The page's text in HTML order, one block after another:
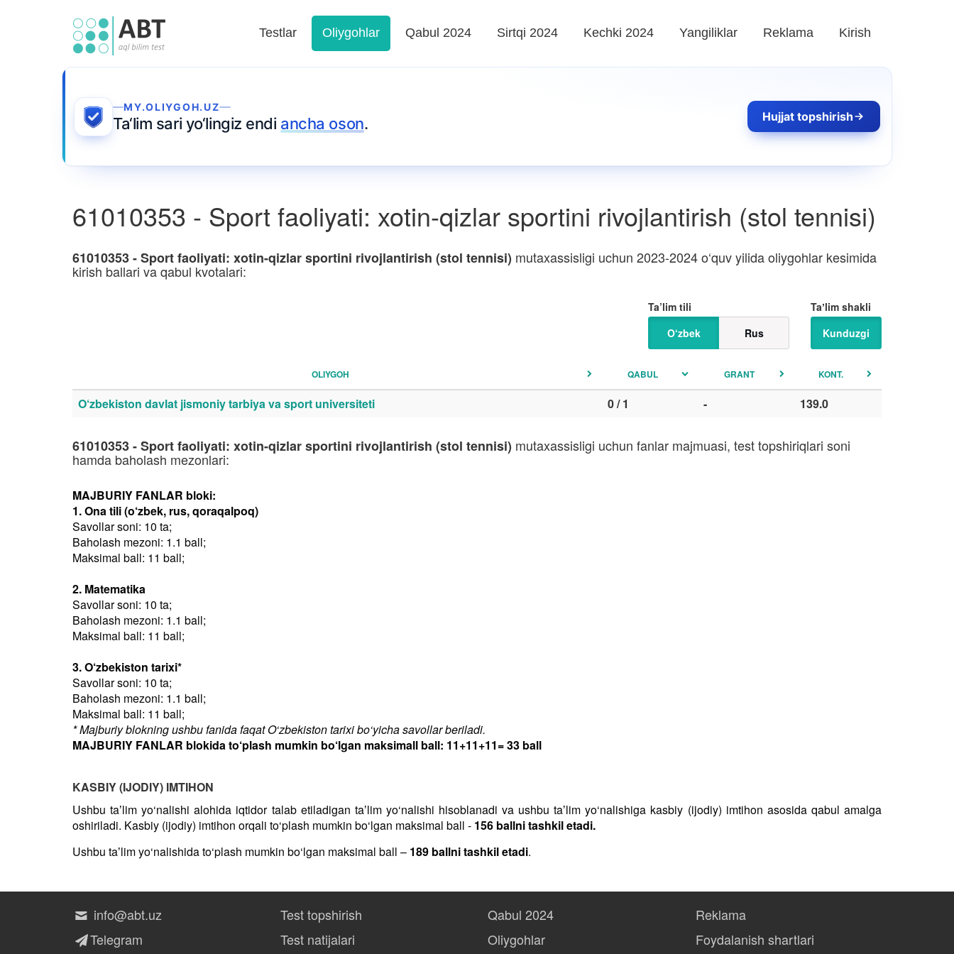
Testlar Oliygohlar Qabul 2024 Sirtqi 2024 Kechki 2024 Yangiliklar Reklama Kirish
MY.OLIYGOH.UZ
Ta‘lim sari yo‘lingiz endi ancha oson. Hujjat topshirish
61010353 - Sport faoliyati: xotin-qizlar sportini rivojlantirish (stol tennisi)
61010353 - Sport faoliyati: xotin-qizlar sportini rivojlantirish (stol tennisi) mutaxassisligi uchun 2023-2024 o‘quv yilida oliygohlar kesimida
kirish ballari va qabul kvotalari:
Taʼlim shakli
Kunduzgi
Ta’lim tili
O‘zbek
Rus
OLIYGOH QABUL GRANT KONT.
O‘zbekiston davlat jismoniy tarbiya va sport universiteti 0 / 1 - 139.0
61010353 - Sport faoliyati: xotin-qizlar sportini rivojlantirish (stol tennisi) mutaxassisligi uchun fanlar majmuasi, test topshiriqlari soni
hamda baholash mezonlari:
MAJBURIY FANLAR bloki:
1. Ona tili (o‘zbek, rus, qoraqalpoq)
Savollar soni: 10 ta;
Baholash mezoni: 1.1 ball;
Maksimal ball: 11 ball;
2. Matematika
Savollar soni: 10 ta;
Baholash mezoni: 1.1 ball;
Maksimal ball: 11 ball;
3. O‘zbekiston tarixi*
Savollar soni: 10 ta;
Baholash mezoni: 1.1 ball;
Maksimal ball: 11 ball;
* Majburiy blokning ushbu fanida faqat O‘zbekiston tarixi bo‘yicha savollar beriladi.
MAJBURIY FANLAR blokida to‘plash mumkin bo‘lgan maksimall ball: 11+11+11= 33 ball
KASBIY (IJODIY) IMTIHON
Ushbu taʼlim yo‘nalishi alohida iqtidor talab etiladigan taʼlim yo‘nalishi hisoblanadi va ushbu taʼlim yo‘nalishiga kasbiy (ijodiy) imtihon asosida qabul amalga
oshiriladi. Kasbiy (ijodiy) imtihon orqali to‘plash mumkin bo‘lgan maksimal ball - 156 ballni tashkil etadi.
Ushbu taʼlim yo‘nalishida to‘plash mumkin bo‘lgan maksimal ball – 189 ballni tashkil etadi.
info@abt.uz
Telegram
Test topshirish
Test natijalari
Qabul 2024
Oliygohlar
Reklama
Foydalanish shartlari